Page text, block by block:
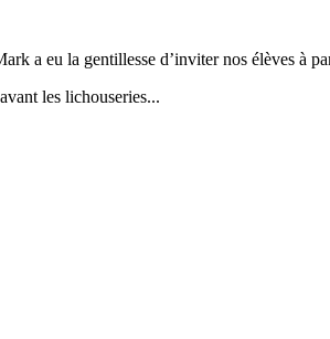
a eu la gentillesse d’inviter nos élèves à
les lichouseries...